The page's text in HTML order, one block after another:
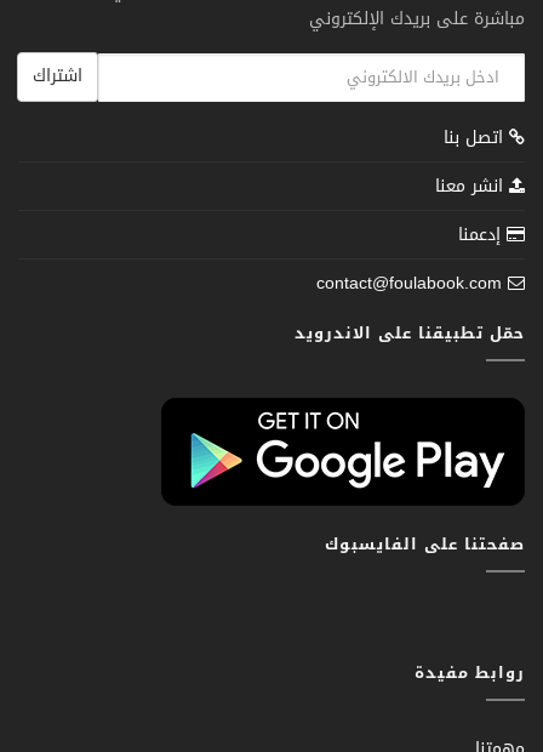
مباشرة على بريدك الإلكتروني
اشتراك
اتصل بنا
انشر معنا
إدعمنا
contact@foulabook.com
حمّل تطبيقنا على الاندرويد
صفحتنا على الفايسبوك
روابط مفيدة